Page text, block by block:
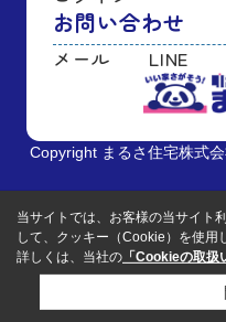
お問い合わせ
メール LINE
Copyright まるさ住宅株
当サイトでは、お客様の当サイト
して、クッキー（Cookie）を使用
詳しくは、当社の 「Cookieの取扱